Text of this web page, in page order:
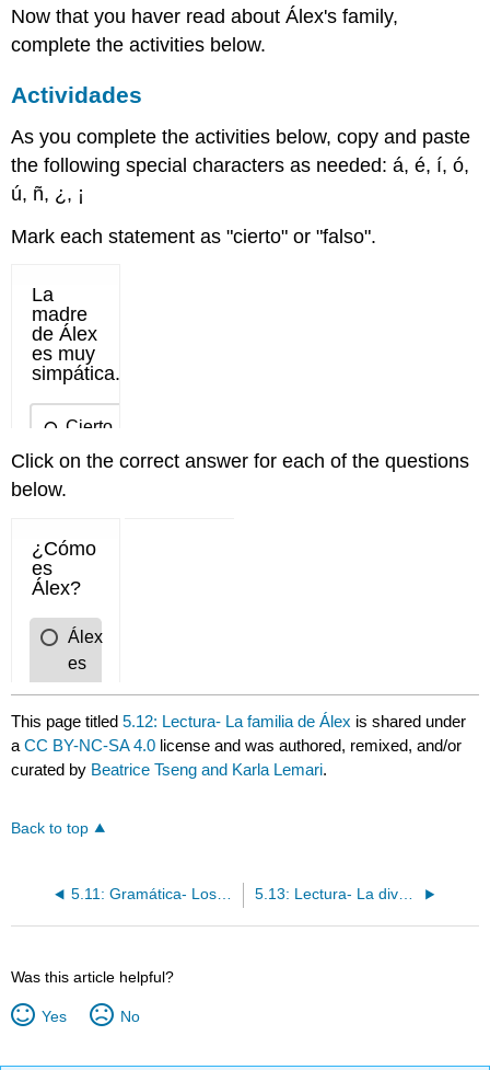
Now that you haver read about Álex's family,
complete the activities below.
Actividades
As you complete the activities below, copy and paste
the following special characters as needed: á, é, í, ó,
ú, ñ, ¿, ¡
Mark each statement as "cierto" or "falso".
Click on the correct answer for each of the questions
below.
This page titled5.12: Lectura- La familia de Álex is shared under
aCC BY-NC-SA 4.0 license and was authored, remixed, and/or
curated by Beatrice Tseng and Karla Lemari.
Back to top
5.11: Gramática- Los verbos con cambio de raíz (o-ue) 5.13: Lectura- La diversidad en las familias
Was this article helpful?
Yes No